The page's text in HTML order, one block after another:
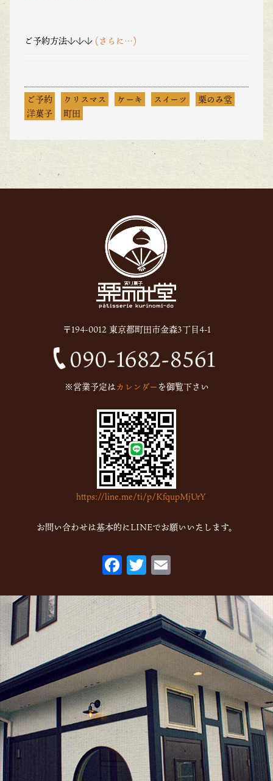
ご予約方法↓↓↓ (さらに…)
ご予約 クリスマス ケーキ スイーツ
栗のみ堂
洋菓子
町田
〒194-0012 東京都町田市金森3丁目4-1
※営業予定はカレンダーを御覧下さい
https://line.me/ti/p/KfqupMjUrY
お問い合わせは基本的にLINEでお願いいたします。
F
ac
eb
o
o
k
T
w
itt
er
ai
l